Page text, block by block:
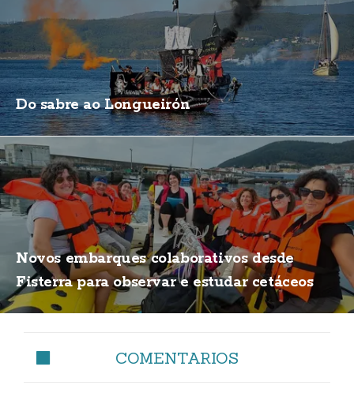
Do sabre ao Longueirón
Novos embarques colaborativos desde
Fisterra para observar e estudar cetáceos
COMENTARIOS